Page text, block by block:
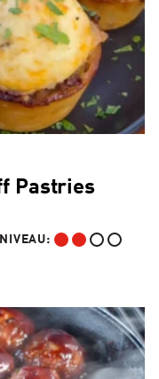
Pastries
60 MIN"
NIVEAU:
INTERMÉDIAIRE